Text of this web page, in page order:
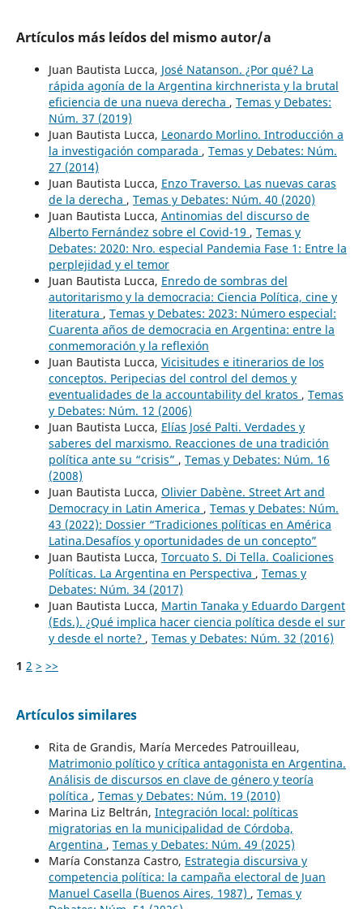
Artículos más leídos del mismo autor/a
Juan Bautista Lucca, José Natanson. ¿Por qué? La
rápida agonía de la Argentina kirchnerista y la brutal
eficiencia de una nueva derecha , Temas y Debates:
Núm. 37 (2019)
Juan Bautista Lucca, Leonardo Morlino. Introducción a
la investigación comparada , Temas y Debates: Núm.
27 (2014)
Juan Bautista Lucca, Enzo Traverso. Las nuevas caras
de la derecha , Temas y Debates: Núm. 40 (2020)
Juan Bautista Lucca, Antinomias del discurso de
Alberto Fernández sobre el Covid-19 , Temas y
Debates: 2020: Nro. especial Pandemia Fase 1: Entre la
perplejidad y el temor
Juan Bautista Lucca, Enredo de sombras del
autoritarismo y la democracia: Ciencia Política, cine y
literatura , Temas y Debates: 2023: Número especial:
Cuarenta años de democracia en Argentina: entre la
conmemoración y la reflexión
Juan Bautista Lucca, Vicisitudes e itinerarios de los
conceptos. Peripecias del control del demos y
eventualidades de la accountability del kratos , Temas
y Debates: Núm. 12 (2006)
Juan Bautista Lucca, Elías José Palti. Verdades y
saberes del marxismo. Reacciones de una tradición
política ante su “crisis” , Temas y Debates: Núm. 16
(2008)
Juan Bautista Lucca, Olivier Dabène. Street Art and
Democracy in Latin America , Temas y Debates: Núm.
43 (2022): Dossier “Tradiciones políticas en América
Latina.Desafíos y oportunidades de un concepto”
Juan Bautista Lucca, Torcuato S. Di Tella. Coaliciones
Políticas. La Argentina en Perspectiva , Temas y
Debates: Núm. 34 (2017)
Juan Bautista Lucca, Martin Tanaka y Eduardo Dargent
(Eds.). ¿Qué implica hacer ciencia política desde el sur
y desde el norte? , Temas y Debates: Núm. 32 (2016)
1 2 > >>
Artículos similares
Rita de Grandis, María Mercedes Patrouilleau,
Matrimonio político y crítica antagonista en Argentina.
Análisis de discursos en clave de género y teoría
política , Temas y Debates: Núm. 19 (2010)
Marina Liz Beltrán, Integración local: políticas
migratorias en la municipalidad de Córdoba,
Argentina , Temas y Debates: Núm. 49 (2025)
María Constanza Castro, Estrategia discursiva y
competencia política: la campaña electoral de Juan
Manuel Casella (Buenos Aires, 1987) , Temas y